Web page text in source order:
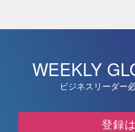
WEEKLY
ビジネスリーダー
登録